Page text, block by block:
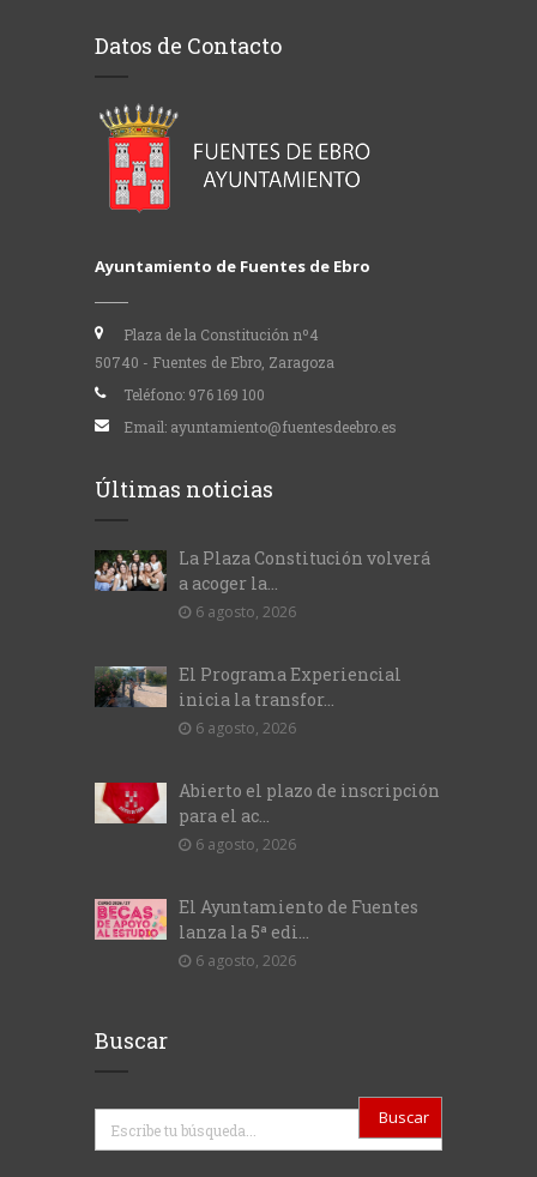
Datos de Contacto
Ayuntamiento de Fuentes de Ebro
Plaza de la Constitución nº4
50740 - Fuentes de Ebro, Zaragoza
Teléfono: 976 169 100
Email: ayuntamiento@fuentesdeebro.es
Últimas noticias
La Plaza Constitución volverá
a acoger la...
6 agosto, 2026
El Programa Experiencial
inicia la transfor...
6 agosto, 2026
Abierto el plazo de inscripción
para el ac...
6 agosto, 2026
El Ayuntamiento de Fuentes
lanza la 5ª edi...
6 agosto, 2026
Buscar
Buscar